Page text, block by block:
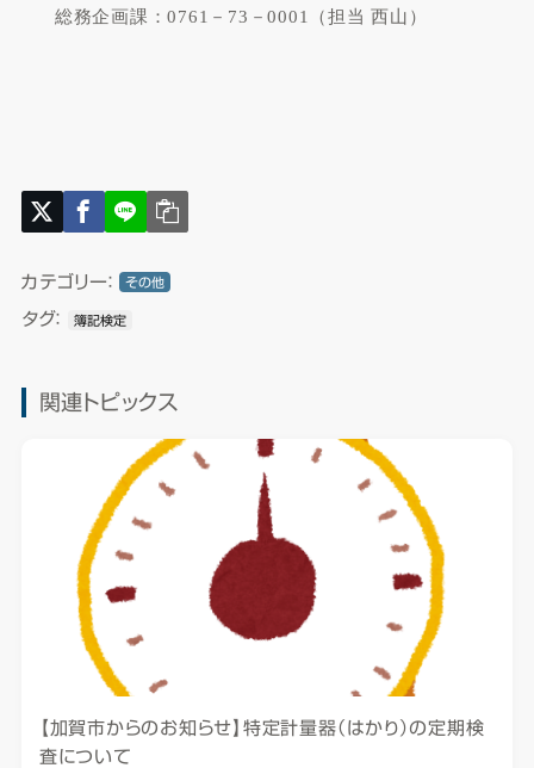
総務企画課：0761 － 73 －0001 （担当 西山）
カテゴリー： その他
タグ： 簿記検定
関連トピックス
【加賀市からのお知らせ】特定計量器（はかり）の定期検
査について